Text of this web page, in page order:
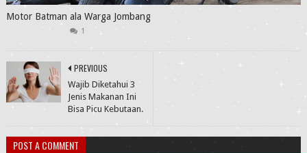
Motor Batman ala Warga Jombang
1
PREVIOUS
Wajib Diketahui 3
Jenis Makanan Ini
Bisa Picu Kebutaan.
POST A COMMENT